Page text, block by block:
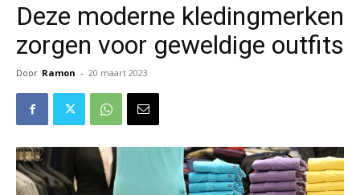
Deze moderne kledingmerken
zorgen voor geweldige outfits
Door Ramon - 20 maart 2023